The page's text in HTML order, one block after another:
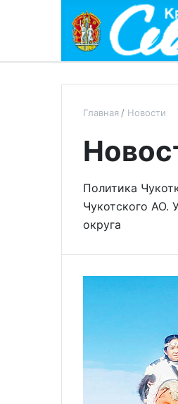
Главная Новости
Политика
Чукотского АО.
округа